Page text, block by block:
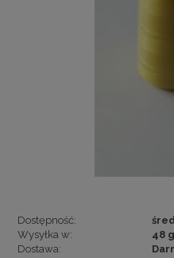
Dostępność:
Wysyłka w:
48
Dostawa: